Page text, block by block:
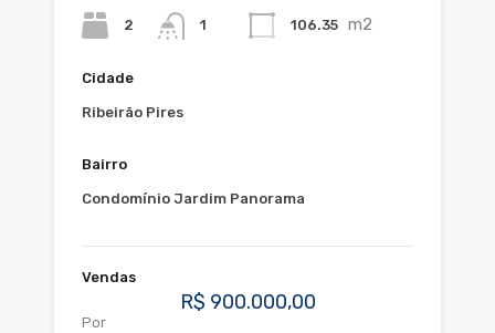
2 1 106.35 m2
Cidade
Ribeirão Pires
Bairro
Condomínio Jardim Panorama
Vendas
R$ 900.000,00
Por